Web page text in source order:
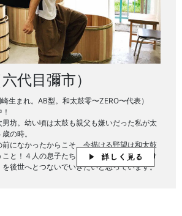
代目彌市）
生まれ。AB型。和太鼓零〜ZERO〜代表）
坊。幼い頃は太鼓も親父も嫌いだった私が太
の時。
になかったからこそ、今描ける野望は和太鼓
と！４人の息子たちもみんな太鼓打ち！受け
後世へとつないでいきたいと思っています。